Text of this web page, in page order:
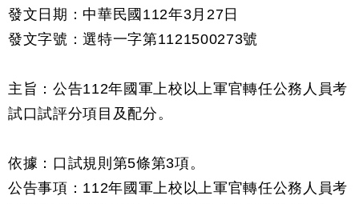
發文日期：中華民國112年3月27日
發文字號：選特一字第1121500273號
主旨：公告112年國軍上校以上軍官轉任公務人員考
試口試評分項目及配分。
依據：口試規則第5條第3項。
公告事項：112年國軍上校以上軍官轉任公務人員考